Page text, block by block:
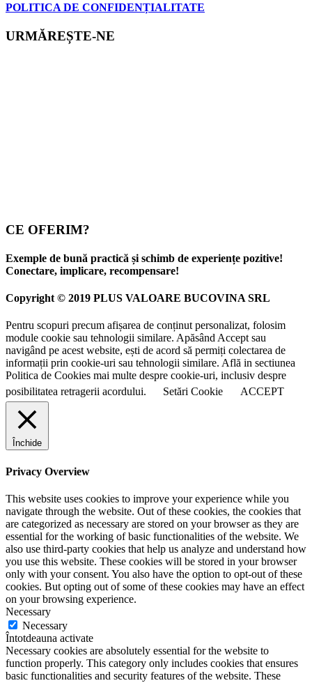
POLITICA DE CONFIDENȚIALITATE
URMĂREȘTE-NE
CE OFERIM?
Exemple de bună practică și schimb de experiențe pozitive!
Conectare, implicare, recompensare!
Copyright © 2019 PLUS VALOARE BUCOVINA SRL
Pentru scopuri precum afișarea de conținut personalizat, folosim
module cookie sau tehnologii similare. Apăsând Accept sau
navigând pe acest website, ești de acord să permiți colectarea de
informații prin cookie-uri sau tehnologii similare. Află in sectiunea
Politica de Cookies mai multe despre cookie-uri, inclusiv despre
posibilitatea retragerii acordului.
Setări Cookie ACCEPT
Închide
Privacy Overview
This website uses cookies to improve your experience while you
navigate through the website. Out of these cookies, the cookies that
are categorized as necessary are stored on your browser as they are
essential for the working of basic functionalities of the website. We
also use third-party cookies that help us analyze and understand how
you use this website. These cookies will be stored in your browser
only with your consent. You also have the option to opt-out of these
cookies. But opting out of some of these cookies may have an effect
on your browsing experience.
Necessary
Necessary
Întotdeauna activate
Necessary cookies are absolutely essential for the website to
function properly. This category only includes cookies that ensures
basic functionalities and security features of the website. These